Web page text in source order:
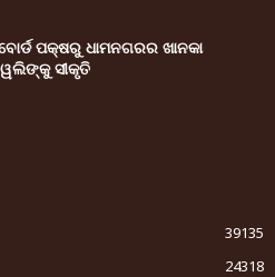
ପକ୍ଷରୁ ଧାମନଗରର ଖାନକା
ସୀକୃତି
39135
24318